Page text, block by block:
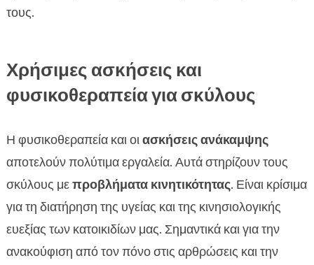
τους.
Χρήσιμες ασκήσεις και
φυσικοθεραπεία για σκύλους
Η φυσικοθεραπεία και οιασκήσεις ανάκαμψης
αποτελούν πολύτιμα εργαλεία. Αυτά στηρίζουν τους
σκύλους μεπροβλήματα κινητικότητας. Είναι κρίσιμα
για τη διατήρηση της υγείας και της κινησιολογικής
ευεξίας των κατοικιδίων μας. Σημαντικά και για την
ανακούφιση από τον πόνο στις αρθρώσεις και την